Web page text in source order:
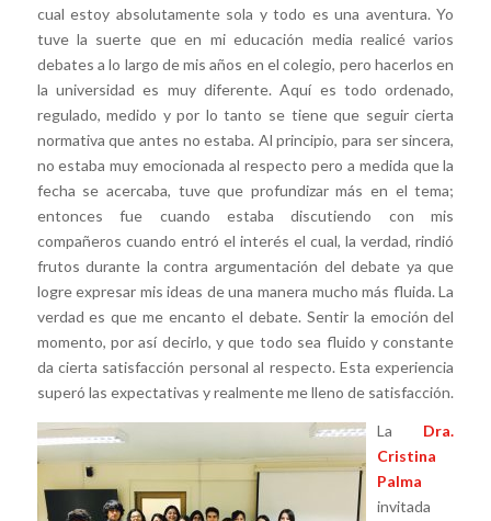
cual estoy absolutamente sola y todo es una aventura. Yo
tuve la suerte que en mi educación media realicé varios
debates a lo largo de mis años en el colegio, pero hacerlos en
la universidad es muy diferente. Aquí es todo ordenado,
regulado, medido y por lo tanto se tiene que seguir cierta
normativa que antes no estaba. Al principio, para ser sincera,
no estaba muy emocionada al respecto pero a medida que la
fecha se acercaba, tuve que profundizar más en el tema;
entonces fue cuando estaba discutiendo con mis
compañeros cuando entró el interés el cual, la verdad, rindió
frutos durante la contra argumentación del debate ya que
logre expresar mis ideas de una manera mucho más fluida. La
verdad es que me encanto el debate. Sentir la emoción del
momento, por así decirlo, y que todo sea fluido y constante
da cierta satisfacción personal al respecto. Esta experiencia
superó las expectativas y realmente me lleno de satisfacción.
La Dra.
Cristina
Palma
invitada